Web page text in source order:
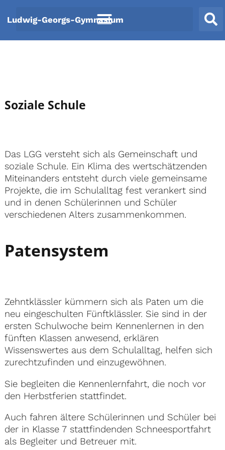
Inhalt
springen
Ludwig-Georgs-Gymnasium
Soziale Schule
Das LGG versteht sich als Gemeinschaft und
soziale Schule. Ein Klima des wertschätzenden
Miteinanders entsteht durch viele gemeinsame
Projekte, die im Schulalltag fest verankert sind
und in denen Schülerinnen und Schüler
verschiedenen Alters zusammenkommen.
Patensystem
Zehntklässler kümmern sich als Paten um die
neu eingeschulten Fünftklässler. Sie sind in der
ersten Schulwoche beim Kennenlernen in den
fünften Klassen anwesend, erklären
Wissenswertes aus dem Schulalltag, helfen sich
zurechtzufinden und einzugewöhnen.
Sie begleiten die Kennenlernfahrt, die noch vor
den Herbstferien stattfindet.
Auch fahren ältere Schülerinnen und Schüler bei
der in Klasse 7 stattfindenden Schneesportfahrt
als Begleiter und Betreuer mit.